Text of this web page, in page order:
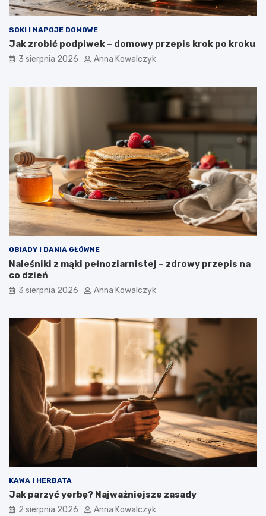
SOKI I NAPOJE DOMOWE
Jak zrobić podpiwek – domowy przepis krok po kroku
3 sierpnia 2026 Anna Kowalczyk
OBIADY I DANIA GŁÓWNE
Naleśniki z mąki pełnoziarnistej – zdrowy przepis na
co dzień
3 sierpnia 2026 Anna Kowalczyk
KAWA I HERBATA
Jak parzyć yerbę? Najważniejsze zasady
2 sierpnia 2026 Anna Kowalczyk